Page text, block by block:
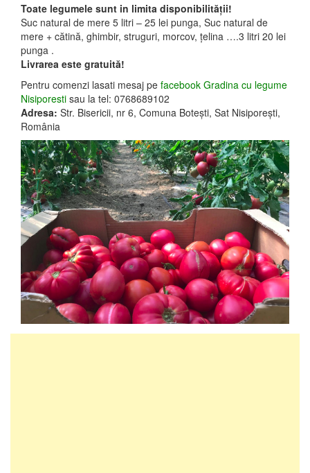
Toate legumele sunt in limita disponibilităţii!
Suc natural de mere 5 litri – 25 lei punga, Suc natural de
mere + cătină, ghimbir, struguri, morcov, țelina ….3 litri 20 lei
punga .
Livrarea este gratuită!
Pentru comenzi lasati mesaj pe facebook Gradina cu legume
Nisiporesti sau la tel: 0768689102
Adresa: Str. Bisericii, nr 6, Comuna Boteşti, Sat Nisiporeşti,
România